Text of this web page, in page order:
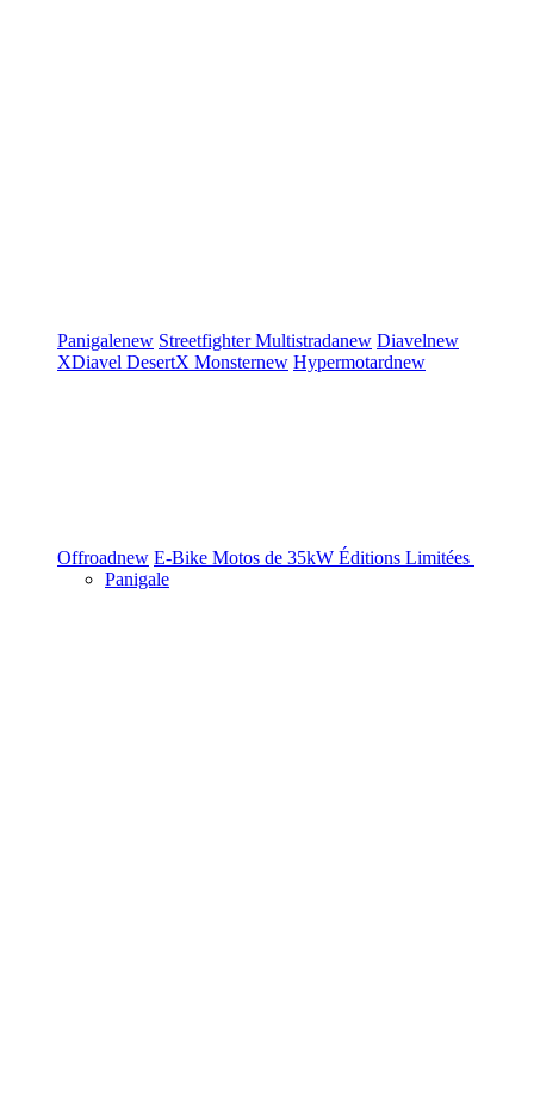
Panigalenew StreetfighterMultistradanew Diavelnew
XDiavel DesertX Monsternew Hypermotardnew
Offroadnew E-Bike Motos de 35kW Éditions Limitées
Panigale